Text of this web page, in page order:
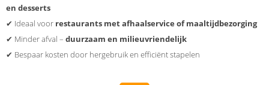
en desserts
✔ Ideaal voor restaurants met afhaalservice of maaltijdbezorging
✔ Minder afval – duurzaam en milieuvriendelijk
✔ Bespaar kosten door hergebruik en efficiënt stapelen